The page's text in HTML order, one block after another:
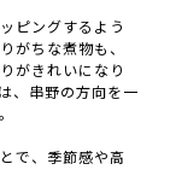
ピングするよう
がちな煮物も、
がきれいになり
、串野の方向を一
で、季節感や高